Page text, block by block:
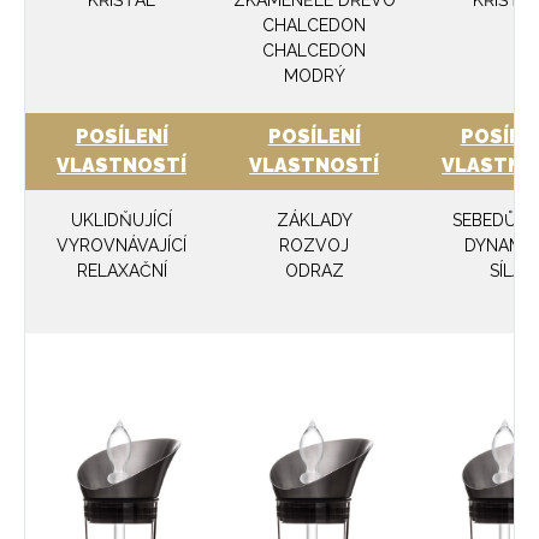
CHALCEDON
CHALCEDON
MODRÝ
POSÍLENÍ
VLASTNOSTÍ
UKLIDŇUJÍCÍ
VYROVNÁVAJÍCÍ
RELAXAČNÍ
POSÍLENÍ
VLASTNOSTÍ
ZÁKLADY
ROZVOJ
ODRAZ
SÍLA